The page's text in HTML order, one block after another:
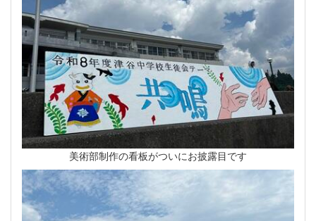
美術部制作の看板がついにお披露目です